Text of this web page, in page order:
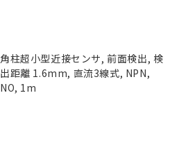
角柱超小型近接センサ, 前面検出, 検
出距離 1.6mm, 直流3線式, NPN,
NO, 1m